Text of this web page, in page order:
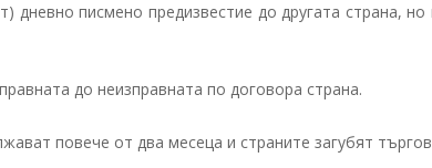
дневно писмено предизвестие до другата страна,
до неизправната по договора страна.
повече от два месеца и страните загубят